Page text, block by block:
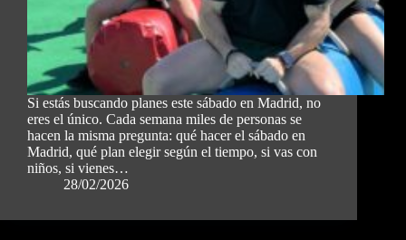
Si estás buscando planes este sábado en Madrid, no
eres el único. Cada semana miles de personas se
hacen la misma pregunta: qué hacer el sábado en
Madrid, qué plan elegir según el tiempo, si vas con
niños, si vienes…
28/02/2026